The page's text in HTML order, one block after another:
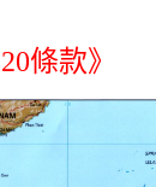
條款》